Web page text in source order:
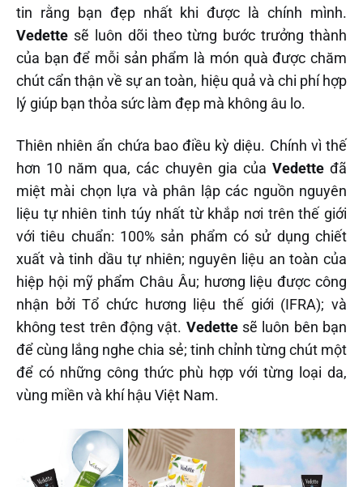
tin rằng bạn đẹp nhất khi được là chính mình.
Vedette sẽ luôn dõi theo từng bước trưởng thành
của bạn để mỗi sản phẩm là món quà được chăm
chút cẩn thận về sự an toàn, hiệu quả và chi phí hợp
lý giúp bạn thỏa sức làm đẹp mà không âu lo.
Thiên nhiên ẩn chứa bao điều kỳ diệu. Chính vì thế
hơn 10 năm qua, các chuyên gia của Vedetteđã
miệt mài chọn lựa và phân lập các nguồn nguyên
liệu tự nhiên tinh túy nhất từ khắp nơi trên thế giới
với tiêu chuẩn: 100% sản phẩm có sử dụng chiết
xuất và tinh dầu tự nhiên; nguyên liệu an toàn của
hiệp hội mỹ phẩm Châu Âu; hương liệu được công
nhận bởi Tổ chức hương liệu thế giới (IFRA); và
không test trên động vật. Vedettesẽ luôn bên bạn
để cùng lắng nghe chia sẻ; tinh chỉnh từng chút một
để có những công thức phù hợp với từng loại da,
vùng miền và khí hậu Việt Nam.